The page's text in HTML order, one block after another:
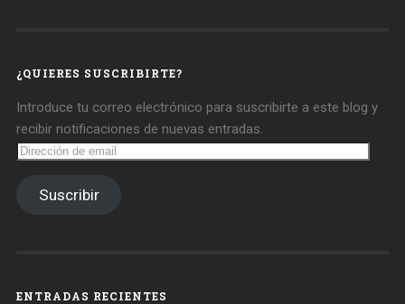
¿QUIERES SUSCRIBIRTE?
Introduce tu correo electrónico para suscribirte a este blog y
recibir notificaciones de nuevas entradas.
Dirección
de
Suscribir
ENTRADAS RECIENTES